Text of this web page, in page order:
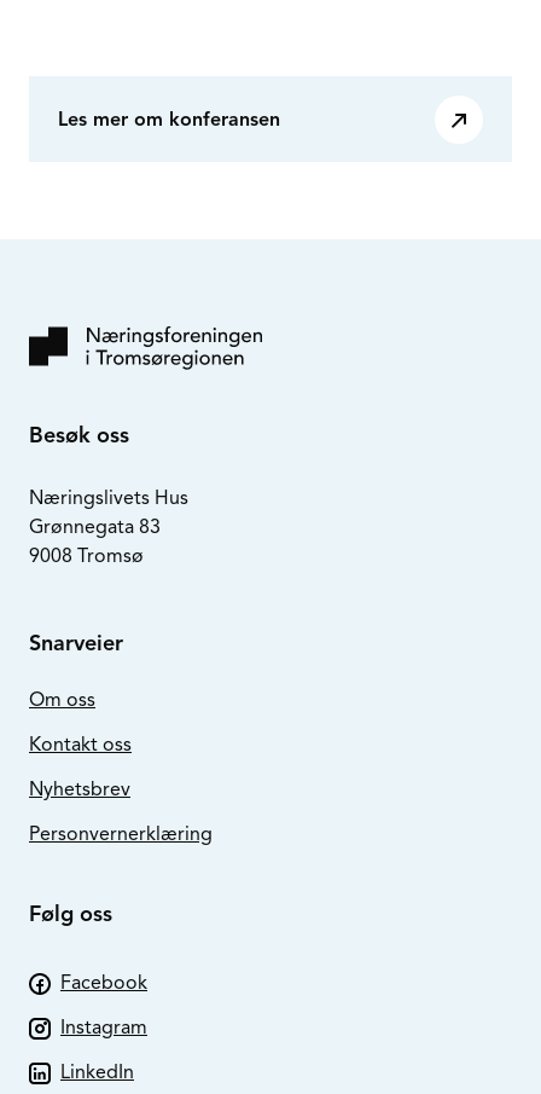
Les mer om konferansen
Besøk oss
Næringslivets Hus
Grønnegata 83
9008 Tromsø
Snarveier
Om oss
Kontakt oss
Nyhetsbrev
Personvernerklæring
Følg oss
Facebook
Instagram
LinkedIn